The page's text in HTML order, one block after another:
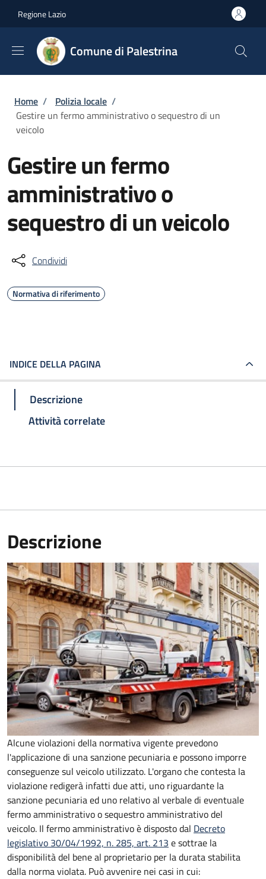
Regione Lazio
Comune di Palestrina
Briciole di pane
Home / Polizia locale /
Gestire un fermo amministrativo o sequestro di un
veicolo
Gestire un fermo
amministrativo o
sequestro di un veicolo
Condividi
Normativa di riferimento
INDICE DELLA PAGINA
Descrizione
Attività correlate
Descrizione
Alcune violazioni della normativa vigente prevedono
l'applicazione di una sanzione pecuniaria e possono imporre
conseguenze sul veicolo utilizzato. L'organo che contesta la
violazione redigerà infatti due atti, uno riguardante la
sanzione pecuniaria ed uno relativo al verbale di eventuale
fermo amministrativo o sequestro amministrativo del
veicolo. Il fermo amministrativo è disposto dal Decreto
legislativo 30/04/1992, n. 285, art. 213 e sottrae la
disponibilità del bene al proprietario per la durata stabilita
dalla norma violata. Può avvenire nei casi in cui: